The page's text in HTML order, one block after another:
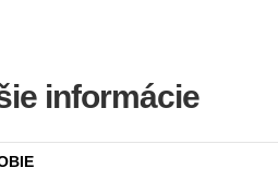
informácie